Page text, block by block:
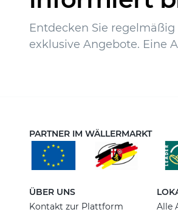
Entdecken Sie
exklusive Angebote. Eine
PARTNER IM WÄLLERMARKT
ÜBER UNS
Kontakt zur Plattform
Alle